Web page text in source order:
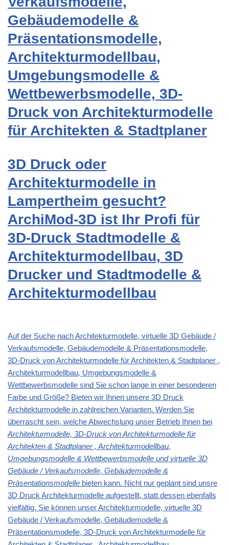
Gebäudemodelle &
Präsentationsmodelle,
Architekturmodellbau,
Umgebungsmodelle &
Wettbewerbsmodelle, 3D-
Druck von Architekturmodelle
für Architekten & Stadtplaner
3D Druck oder
Architekturmodelle in
Lampertheim gesucht?
ArchiMod-3D ist Ihr Profi für
3D-Druck Stadtmodelle &
Architekturmodellbau, 3D
Drucker und Stadtmodelle &
Architekturmodellbau
Auf der Suche nach Architekturmodelle, virtuelle 3D Gebäude /
Verkaufsmodelle, Gebäudemodelle & Präsentationsmodelle,
3D-Druck von Architekturmodelle für Architekten & Stadtplaner ,
Architekturmodellbau, Umgebungsmodelle &
Wettbewerbsmodelle sind Sie schon lange in einer besonderen
Farbe und Größe? Bieten wir Ihnen unsere 3D Druck
Architekturmodelle in zahlreichen Varianten. Werden Sie
überrascht sein, welche Abwechslung unser Betrieb Ihnen bei
Architekturmodelle, 3D-Druck von Architekturmodelle für
Architekten & Stadtplaner , Architekturmodellbau,
Umgebungsmodelle & Wettbewerbsmodelle und virtuelle 3D
Gebäude / Verkaufsmodelle, Gebäudemodelle &
Präsentationsmodelle bieten kann. Nicht nur geplant sind unsre
3D Druck Architekturmodelle aufgestellt, statt dessen ebenfalls
vielfältig. Sie können unser Architekturmodelle, virtuelle 3D
Gebäude / Verkaufsmodelle, Gebäudemodelle &
Präsentationsmodelle, 3D-Druck von Architekturmodelle für